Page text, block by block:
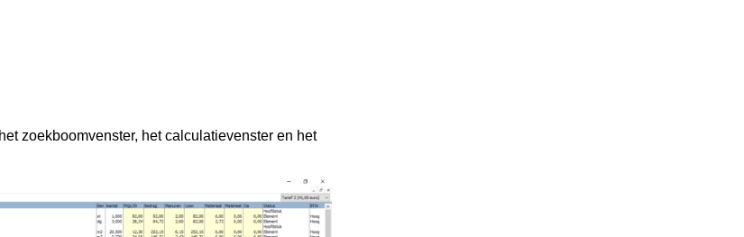
zoekboomvenster, het calculatievenster en het